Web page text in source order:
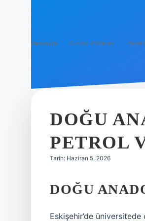
Anasayfa Gizlilik Politikası Yasal
DOĞU
PETROL
Tarih: Haziran 5, 2026
DOĞU
Eskişehir’de